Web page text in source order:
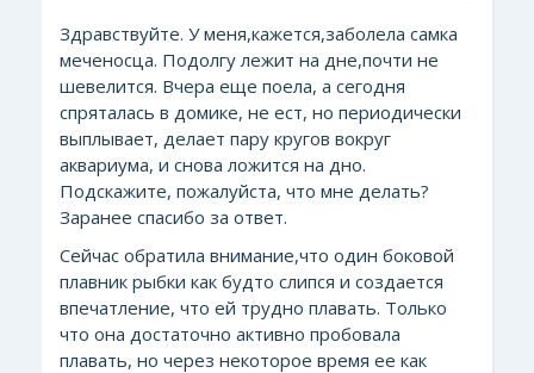
Здравствуйте. У меня,кажется,заболела самка
меченосца. Подолгу лежит на дне,почти не
шевелится. Вчера еще поела, а сегодня
спряталась в домике, не ест, но периодически
выплывает, делает пару кругов вокруг
аквариума, и снова ложится на дно.
Подскажите, пожалуйста, что мне делать?
Заранее спасибо за ответ.
Сейчас обратила внимание,что один боковой
плавник рыбки как будто слипся и создается
впечатление, что ей трудно плавать. Только
что она достаточно активно пробовала
плавать, но через некоторое время ее как